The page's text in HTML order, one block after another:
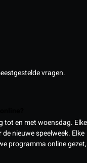
vragen.
tot en met woensdag. Elke
nieuwe speelweek. Elke
programma online gezet,